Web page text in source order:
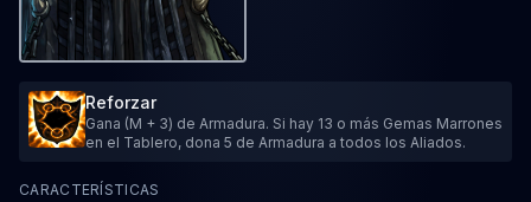
Reforzar
Gana (M + 3) de Armadura. Si hay 13 o más Gemas Marrones
en el Tablero, dona 5 de Armadura a todos los Aliados.
CARACTERÍSTICAS